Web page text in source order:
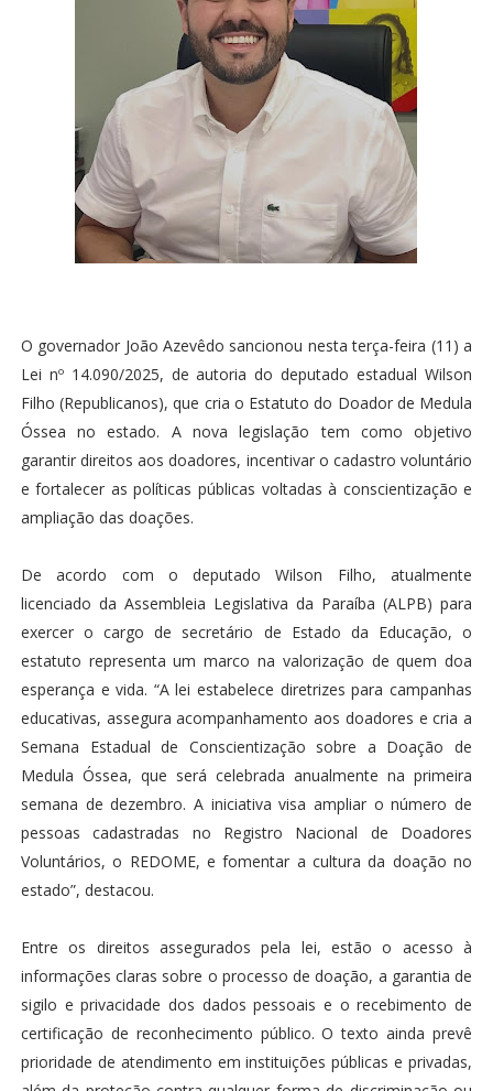
O governador João Azevêdo sancionou nesta terça-feira (11) a
Lei nº 14.090/2025, de autoria do deputado estadual Wilson
Filho (Republicanos), que cria o Estatuto do Doador de Medula
Óssea no estado. A nova legislação tem como objetivo
garantir direitos aos doadores, incentivar o cadastro voluntário
e fortalecer as políticas públicas voltadas à conscientização e
ampliação das doações.
De acordo com o deputado Wilson Filho, atualmente
licenciado da Assembleia Legislativa da Paraíba (ALPB) para
exercer o cargo de secretário de Estado da Educação, o
estatuto representa um marco na valorização de quem doa
esperança e vida. “A lei estabelece diretrizes para campanhas
educativas, assegura acompanhamento aos doadores e cria a
Semana Estadual de Conscientização sobre a Doação de
Medula Óssea, que será celebrada anualmente na primeira
semana de dezembro. A iniciativa visa ampliar o número de
pessoas cadastradas no Registro Nacional de Doadores
Voluntários, o REDOME, e fomentar a cultura da doação no
estado”, destacou.
Entre os direitos assegurados pela lei, estão o acesso à
informações claras sobre o processo de doação, a garantia de
sigilo e privacidade dos dados pessoais e o recebimento de
certificação de reconhecimento público. O texto ainda prevê
prioridade de atendimento em instituições públicas e privadas,